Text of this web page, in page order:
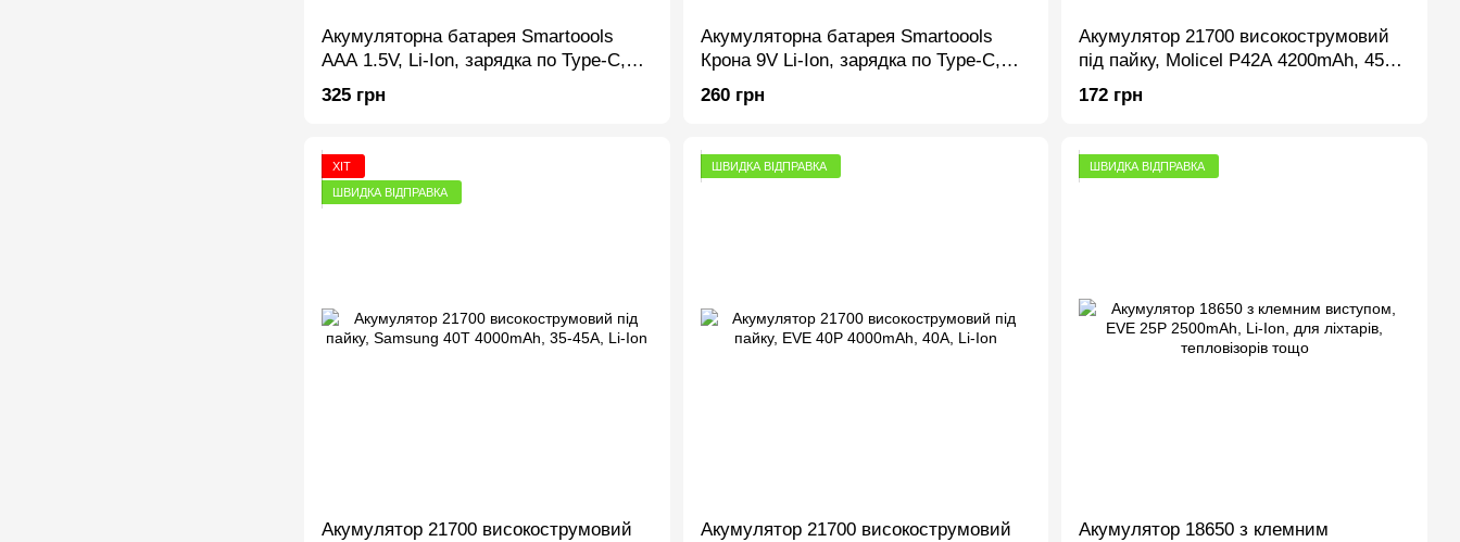
Акумуляторна батарея Smartoools
AAA 1.5V, Li-Ion, зарядка по Type-C,
упаковка 2 шт
325 грн
Акумуляторна батарея Smartoools
Крона 9V Li-Ion, зарядка по Type-C,
упаковка 1 шт
260 грн
Акумулятор 21700 високострумовий
під пайку, Molicel P42A 4200mAh, 45A,
Li-Ion
172 грн
ХІТ
ШВИДКА ВІДПРАВКА
Акумулятор 21700 високострумовий
ШВИДКА ВІДПРАВКА
Акумулятор 21700 високострумовий
ШВИДКА ВІДПРАВКА
Акумулятор 18650 з клемним